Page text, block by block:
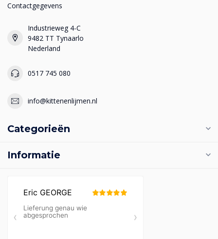
Contactgegevens
Industrieweg 4-C
9482 TT Tynaarlo
Nederland
0517 745 080
info@kittenenlijmen.nl
Categorieën
Informatie